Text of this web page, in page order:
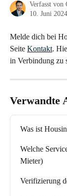
Verfasst von
10. Juni 2024
Melde dich bei
Seite Kontakt.
in Verbindung zu
Verwandte
Was ist
Welche
Mieter)
Verifizierung